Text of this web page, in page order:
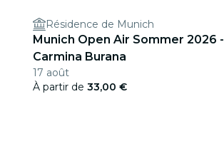
Résidence de Munich
Munich Open Air Sommer 2026 -
Carmina Burana
17 août
À partir de 33,00 €